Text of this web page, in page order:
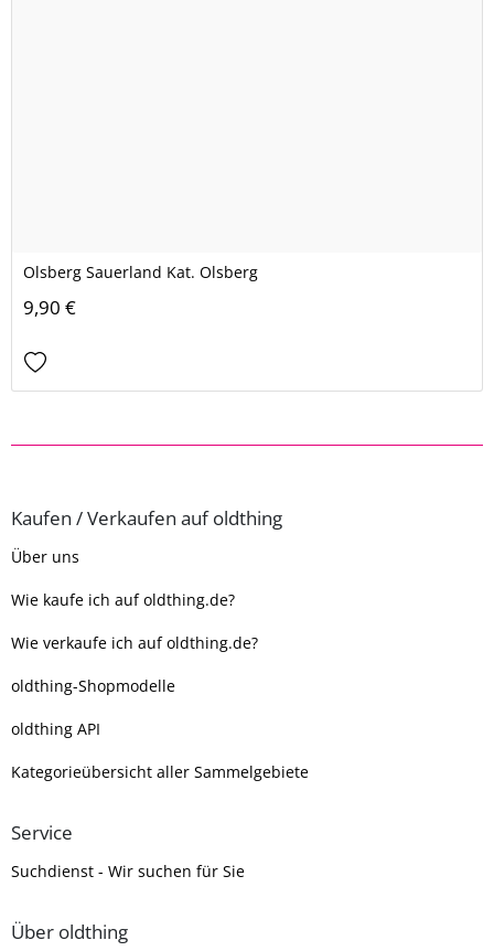
Olsberg Sauerland Kat. Olsberg
9,90 €
Kaufen / Verkaufen auf oldthing
Über uns
Wie kaufe ich auf oldthing.de?
Wie verkaufe ich auf oldthing.de?
oldthing-Shopmodelle
oldthing API
Kategorieübersicht aller Sammelgebiete
Service
Suchdienst - Wir suchen für Sie
Über oldthing